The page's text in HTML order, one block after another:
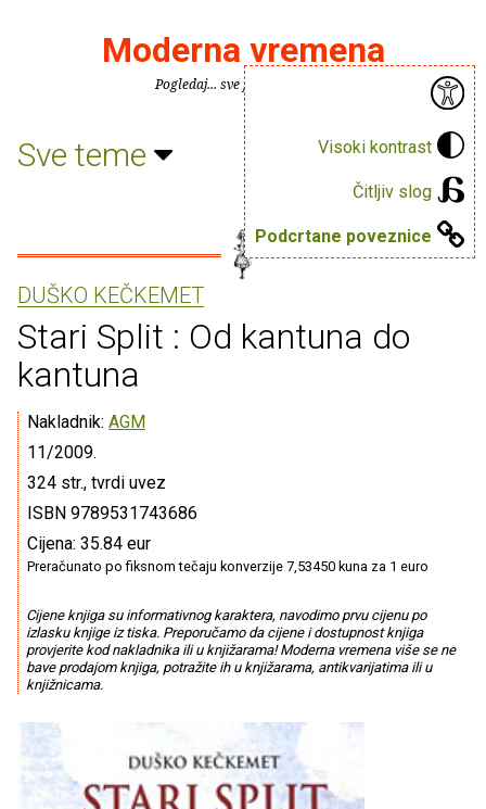
Visoki kontrast
Čitljiv slog
Podcrtane poveznice
Moderna vremena
Pogledaj... sve je puno knjiga.
Sve teme
DUŠKO KEČKEMET
Stari Split : Od kantuna do
kantuna
Nakladnik: AGM
11/2009.
324 str., tvrdi uvez
ISBN 9789531743686
Cijena: 35.84 eur
Preračunato po fiksnom tečaju konverzije 7,53450 kuna za 1 euro
Cijene knjiga su informativnog karaktera, navodimo prvu cijenu po
izlasku knjige iz tiska. Preporučamo da cijene i dostupnost knjiga
provjerite kod nakladnika ili u knjižarama! Moderna vremena više se ne
bave prodajom knjiga, potražite ih u knjižarama, antikvarijatima ili u
knjižnicama.